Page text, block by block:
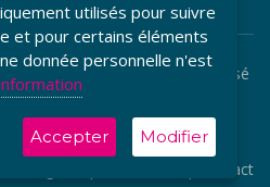
Tous Droits Réservés. Réalisé
Contact
utilisés pour suivre
et pour certains éléments
donnée personnelle n'est
Accepter Modifier